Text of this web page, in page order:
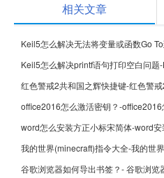
相关文章
红色警戒2共和国之辉快捷键-红色警
office2016怎么激活密钥？-office2016
word怎么安装方正小标宋简体-word
我的世界(minecraft)指令大全-我的世
谷歌浏览器如何导出书签？- 谷歌浏览